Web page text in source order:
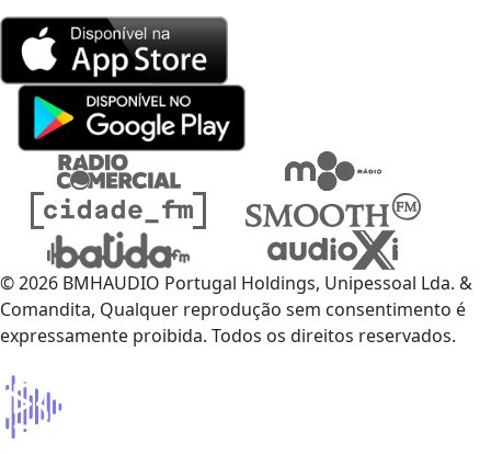
© 2026 BMHAUDIO Portugal Holdings, Unipessoal Lda. &
Comandita, Qualquer reprodução sem consentimento é
expressamente proibida. Todos os direitos reservados.